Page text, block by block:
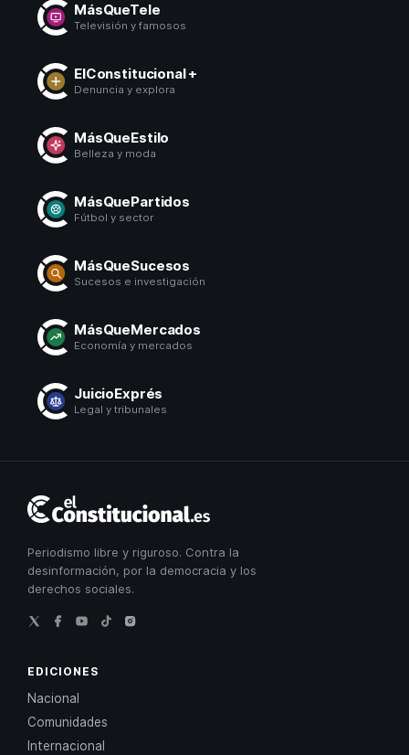
MásQueTele
Televisión y famosos
ElConstitucional +
Denuncia y explora
MásQueEstilo
Belleza y moda
MásQuePartidos
Fútbol y sector
MásQueSucesos
Sucesos e investigación
MásQueMercados
Economía y mercados
JuicioExprés
Legal y tribunales
Constitucional
Periodismo libre y riguroso. Contra la
desinformación, por la democracia y los
derechos sociales.
EDICIONES
Nacional
Comunidades
Internacional